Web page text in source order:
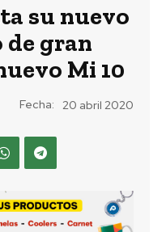
su nuevo
gran
Mi 10
Fecha: 20 abril 2020